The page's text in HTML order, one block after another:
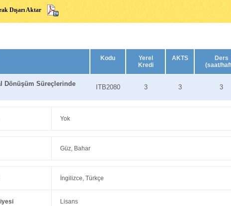
Dışarı Aktar
Kodu
Yerel
Kredi
AKTS
Ders
(saat/
Dönüşüm Süreçlerinde
ITB2080 3 3 3
Yok
Güz, Bahar
İngilizce, Türkçe
Lisans